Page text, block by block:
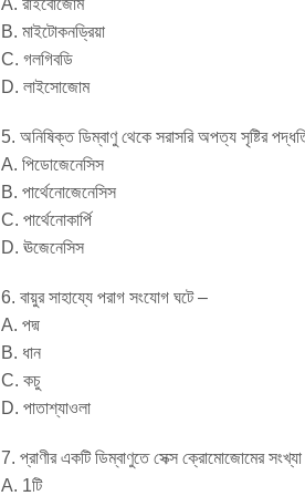
A. রাইবোজোম
B. মাইটোকনড্রিয়া
C. গলগিবডি
D. লাইসোজোম
5. অনিষিক্ত ডিম্বাণু থেকে সরাসরি অপত্য সৃষ্টির
A. পিডোজেনেসিস
B. পার্থেনোজেনেসিস
C. পার্থেনোকার্পি
D. ঊজেনেসিস
6. বায়ুর সাহায্যে পরাগ সংযোগ ঘটে –
A. পদ্ম
B. ধান
C. কচু
D. পাতাশ্যাওলা
7. প্রাণীর একটি ডিম্বাণুতে সেক্স ক্রোমোজোমের
A. 1টি